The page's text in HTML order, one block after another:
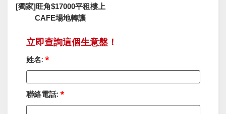
[獨家]旺角$17000平租樓上
CAFE場地轉讓
立即查詢這個生意盤！
姓名: *
聯絡電話: *